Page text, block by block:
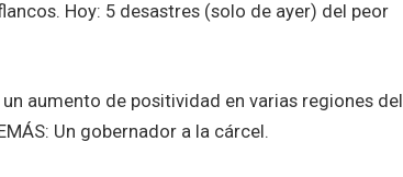
Hoy: 5 desastres (solo de ayer) del peor
un aumento de positividad en varias regiones del
Un gobernador a la cárcel.